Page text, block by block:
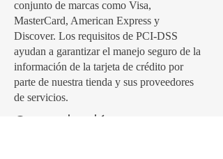
conjunto de marcas como Visa,
MasterCard, American Express y
Discover. Los requisitos de PCI-DSS
ayudan a garantizar el manejo seguro de la
información de la tarjeta de crédito por
parte de nuestra tienda y sus proveedores
de servicios.
Comunicación